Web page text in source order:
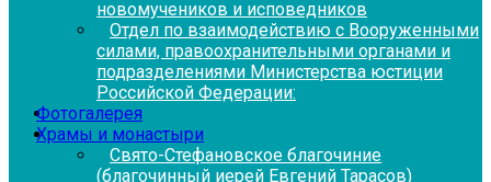
новомучеников и исповедников
Отдел по взаимодействию с Вооруженными
силами, правоохранительными органами и
подразделениями Министерства юстиции
Российской Федерации:
Фотогалерея
Храмы и монастыри
Свято-Стефановское благочиние
(благочинный иерей Евгений Тарасов)